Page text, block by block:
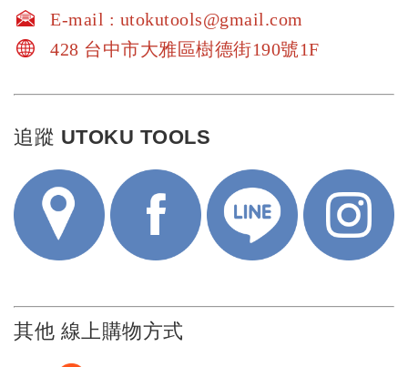
E-mail : utokutools@gmail.com
428 台中市大雅區樹德街190號1F
追蹤 UTOKU TOOLS
其他 線上購物方式